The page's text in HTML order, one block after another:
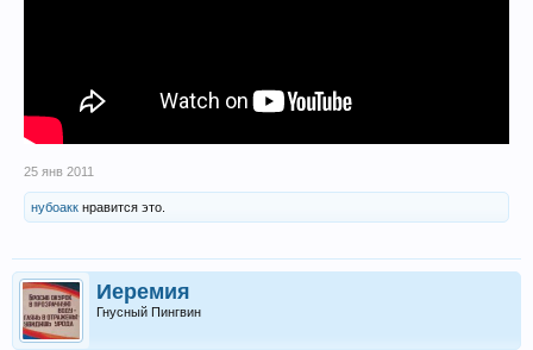
25 янв 2011
нубоакк нравится это.
Иеремия
Гнусный Пингвин